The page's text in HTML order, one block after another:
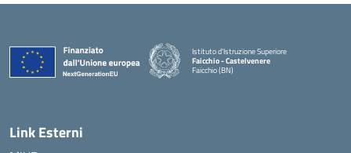
Istituto d'Istruzione Superiore
Faicchio - Castelvenere
Faicchio (BN)
Link Esterni